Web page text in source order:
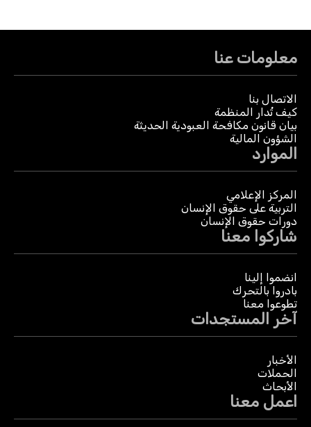
معلومات عنا
الاتصال بنا
كيف تُدار المنظمة
بيان قانون مكافحة العبودية الحديثة
الشؤون المالية
الموارد
المركز الإعلامي
التربية على حقوق الإنسان
دورات حقوق الإنسان
شاركوا معنا
انضموا إلينا
بادروا بالتحرك
تطوعوا معنا
آخر المستجدات
الأخبار
الحملات
الأبحاث
اعمل معنا